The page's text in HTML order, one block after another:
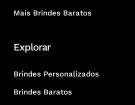
Mais Brindes Baratos
Explorar
Brindes Personalizados
Brindes Baratos